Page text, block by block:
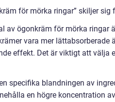
för mörka ringar” skiljer sig
av ögonkräm för mörka ringar
vara mer lättabsorberade
effekt. Det är viktigt att välja
specifika blandningen av
en högre koncentration